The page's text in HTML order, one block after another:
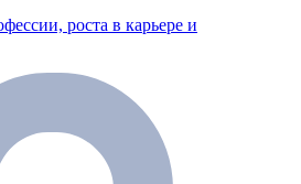
роста в карьере и